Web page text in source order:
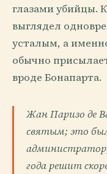
глазами убийцы.
выглядел
усталым, а
обычно
вроде Бонапарта.
Жан Паризо де
святым; это
года решит